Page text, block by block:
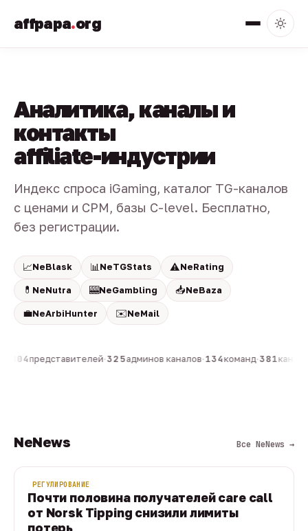
affpapa.org
Аналитика, каналы и
контакты
affiliate-индустрии
Индекс спроса iGaming, каталог TG-каналов
с ценами и CPM, базы C-level. Бесплатно,
без регистрации.
📈NeBlask 📊 NeTGStats ⚠️NeRating
💊 NeNutra 🎰NeGambling 📥NeBaza
💼NeArbiHunter ✉️NeMail
804представителей·325админов каналов·134команд·381
NeNews Все NeNews →
РЕГУЛИРОВАНИЕ
Почти половина получателей care call
от Norsk Tipping снизили лимиты
потерь